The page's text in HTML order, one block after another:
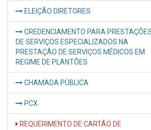
ELEIÇÃO DIRETORES
CREDENCIAMENTO PARA PRESTAÇÕES
DE SERVIÇOS ESPECIALIZADOS NA
PRESTAÇÃO DE SERVIÇOS MÉDICOS EM
REGIME DE PLANTÕES
CHAMADA PÚBLICA
PCX
REQUERIMENTO DE CARTÃO DE